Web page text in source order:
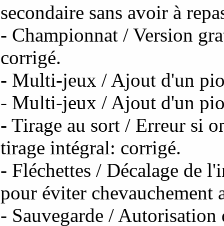
secondaire sans avoir à
- Championnat / Version
corrigé.
- Multi-jeux / Ajout d'un
- Multi-jeux / Ajout d'un
- Tirage au sort / Erreur si
tirage intégral: corrigé.
- Fléchettes / Décalage de
pour éviter chevauchement
- Sauvegarde /